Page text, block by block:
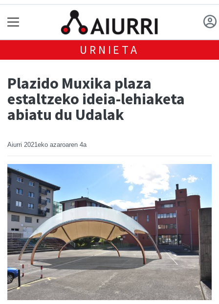
URNIETA
Plazido Muxika plaza
estaltzeko ideia-lehiaketa
abiatu du Udalak
Aiurri 2021eko azaroaren 4a